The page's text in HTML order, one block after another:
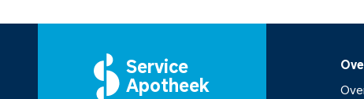
Service
Apotheek